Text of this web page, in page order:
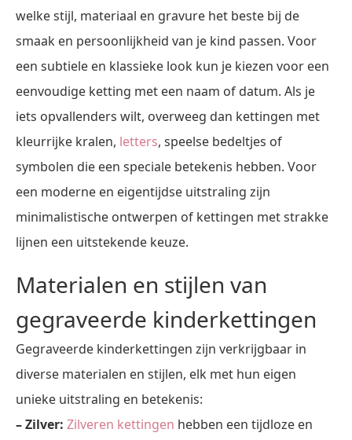
welke stijl, materiaal en gravure het beste bij de
smaak en persoonlijkheid van je kind passen. Voor
een subtiele en klassieke look kun je kiezen voor een
eenvoudige ketting met een naam of datum. Als je
iets opvallenders wilt, overweeg dan kettingen met
kleurrijke kralen, letters, speelse bedeltjes of
symbolen die een speciale betekenis hebben. Voor
een moderne en eigentijdse uitstraling zijn
minimalistische ontwerpen of kettingen met strakke
lijnen een uitstekende keuze.
Materialen en stijlen van
gegraveerde kinderkettingen
Gegraveerde kinderkettingen zijn verkrijgbaar in
diverse materialen en stijlen, elk met hun eigen
unieke uitstraling en betekenis:
– Zilver: Zilveren kettingen hebben een tijdloze en